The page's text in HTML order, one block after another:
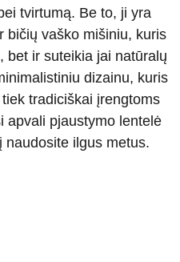
tvirtumą. Be to, ji yra
bičių vaško mišiniu, kuris
bet ir suteikia jai natūralų
dizainu, kuris
tradiciškai įrengtoms
apvali pjaustymo lentelė
ilgus metus.